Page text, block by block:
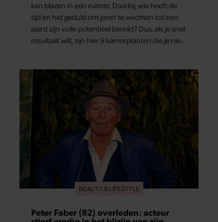
kan blazen in een ruimte. Daarbij, wie heeft de
tijd en het geduld om jaren te wachten tot een
plant zijn volle potentieel bereikt? Dus, als je snel
resultaat wilt, zijn hier 9 kamerplanten die je niet
BEAUTY & LIFESTYLE
Peter Faber (82) overleden: acteur